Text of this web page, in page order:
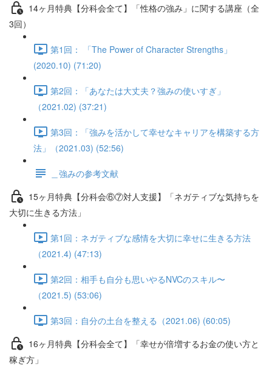
14ヶ月特典【分科会全て】「性格の強み」に関する講座（全
3回）
第1回： 「The Power of Character Strengths」
(2020.10) (71:20)
第2回：「あなたは大丈夫？強みの使いすぎ」
（2021.02) (37:21)
第3回：「強みを活かして幸せなキャリアを構築する方
法」（2021.03) (52:56)
＿強みの参考文献
15ヶ月特典【分科会⑥⑦対人支援】「ネガティブな気持ちを
大切に生きる方法」
第1回：ネガティブな感情を大切に幸せに生きる方法
（2021.4) (47:13)
第2回：相手も自分も思いやるNVCのスキル〜
（2021.5) (53:06)
第3回：自分の土台を整える（2021.06) (60:05)
16ヶ月特典【分科会全て】「幸せが倍増するお金の使い方と
稼ぎ方」